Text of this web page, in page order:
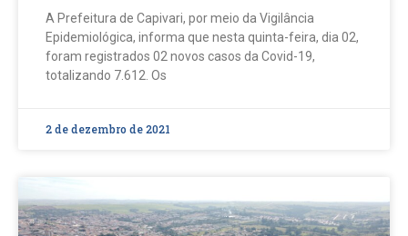
A Prefeitura de Capivari, por meio da Vigilância
Epidemiológica, informa que nesta quinta-feira, dia 02,
foram registrados 02 novos casos da Covid-19,
totalizando 7.612. Os
2 de dezembro de 2021